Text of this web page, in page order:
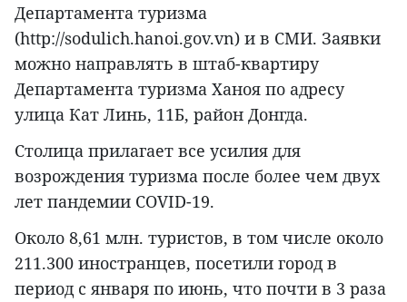
Департамента туризма
(http://sodulich.hanoi.gov.vn) и в СМИ. Заявки
можно направлять в штаб-квартиру
Департамента туризма Ханоя по адресу
улица Кат Линь, 11Б, район Донгда.
Столица прилагает все усилия для
возрождения туризма после более чем двух
лет пандемии COVID-19.
Около 8,61 млн. туристов, в том числе около
211.300 иностранцев, посетили город в
период с января по июнь, что почти в 3 раза